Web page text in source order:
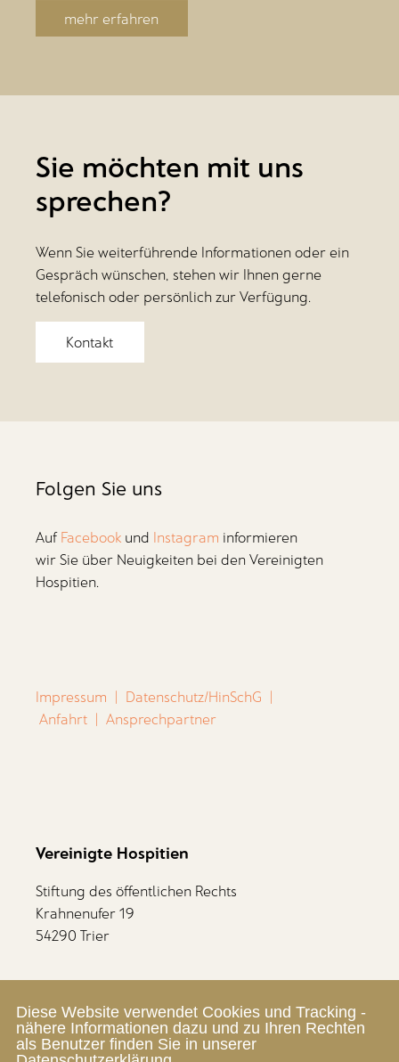
mehr erfahren
Sie möchten mit uns
sprechen?
Wenn Sie weiterführende Informationen oder ein
Gespräch wünschen, stehen wir Ihnen gerne
telefonisch oder persönlich zur Verfügung.
Kontakt
Folgen Sie uns
Auf Facebook und Instagram informieren
wir Sie über Neuigkeiten bei den Vereinigten
Hospitien.
Impressum | Datenschutz/HinSchG |
Anfahrt | Ansprechpartner
Vereinigte Hospitien
Stiftung des öffentlichen Rechts
Krahnenufer 19
54290 Trier
Mitarbeiterbereich
Zum SelfService
Diese Website verwendet Cookies und Tracking -
nähere Informationen dazu und zu Ihren Rechten
als Benutzer finden Sie in unserer